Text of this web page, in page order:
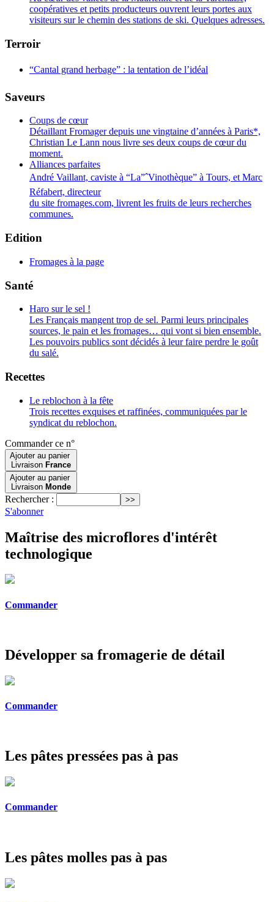
coopératives et petits producteurs ouvrent leurs portes aux
visiteurs sur le chemin des stations de ski. Quelques adresses.
Terroir
“Cantal grand herbage” : la tentation de l’idéal
Saveurs
Coups de cœur
Détaillant Fromager depuis une vingtaine d’années à Paris*,
Christian Le Lann nous livre ses deux coups de cœur du
moment.
Alliances parfaites
André Vaillant, caviste à “La”ˆVinothèque” à Tours, et Marc
Réfabert, directeur
du site fromages.com, livrent les fruits de leurs recherches
communes.
Edition
Fromages à la page
Santé
Haro sur le sel !
Les Français mangent trop de sel. Parmi leurs principales
sources, le pain et les fromages… qui vont si bien ensemble.
Les pouvoirs publics sont décidés à leur faire perdre le goût
du salé.
Recettes
Le reblochon à la fête
Trois recettes exquises et raffinées, communiquées par le
syndicat du reblochon.
Commander ce n°
Ajouter au panier
Livraison France
Ajouter au panier
Livraison Monde
Rechercher :
S'abonner
Maîtrise des microflores d'intérêt
technologique
Commander
Développer sa fromagerie de détail
Commander
Les pâtes pressées pas à pas
Commander
Les pâtes molles pas à pas